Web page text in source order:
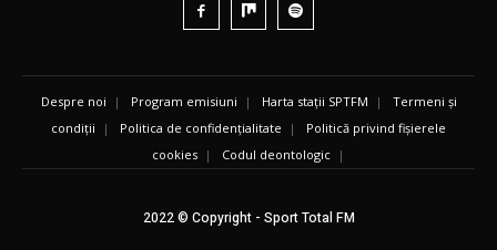
Despre noi | Program emisiuni | Harta stații SPTFM | Termeni și
condiții | Politica de confidențialitate | Politică privind fișierele
cookies | Codul deontologic |
2022 © Copyright - Sport Total FM